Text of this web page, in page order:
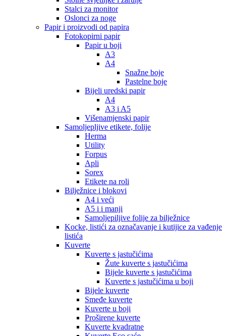
Stalci za monitor
Oslonci za noge
Papir i proizvodi od papira
Fotokopirni papir
Papir u boji
A3
A4
Snažne boje
Pastelne boje
Bijeli uredski papir
A4
A3 i A5
Višenamjenski papir
Samoljepljive etikete, folije
Herma
Utility
Forpus
Apli
Sorex
Etikete na roli
Bilježnice i blokovi
A4 i veći
A5 i i manji
Samoljepiljive folije za bilježnice
Kocke, listići za označavanje i kutijice za vađenje
listića
Kuverte
Kuverte s jastučićima
Žute kuverte s jastučićima
Bijele kuverte s jastučićima
Kuverte s jastučićima u boji
Bijele kuverte
Smeđe kuverte
Kuverte u boji
Proširene kuverte
Kuverte kvadratne